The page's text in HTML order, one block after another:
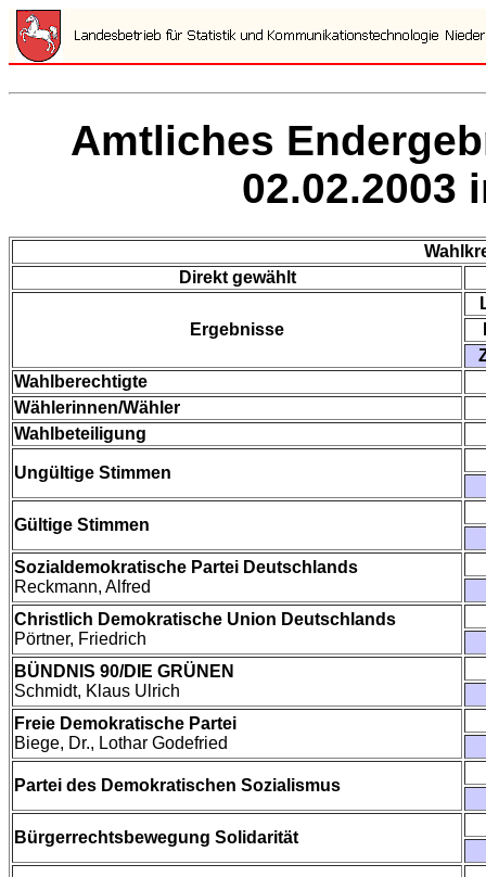
Amtliches
02.02.2003
Direkt gewählt
Ergebnisse
Wahlberechtigte
Wählerinnen/Wähler
Wahlbeteiligung
Ungültige Stimmen
Gültige Stimmen
Sozialdemokratische Partei Deutschlands
Reckmann, Alfred
Christlich Demokratische Union Deutschlands
Pörtner, Friedrich
BÜNDNIS 90/DIE GRÜNEN
Schmidt, Klaus Ulrich
Freie Demokratische Partei
Biege, Dr., Lothar Godefried
Partei des Demokratischen Sozialismus
Bürgerrechtsbewegung Solidarität